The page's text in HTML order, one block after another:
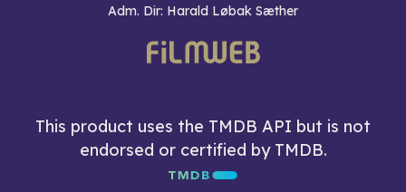
Adm. Dir: Harald Løbak Sæther
This product uses the TMDB API but is not
endorsed or certified by TMDB.